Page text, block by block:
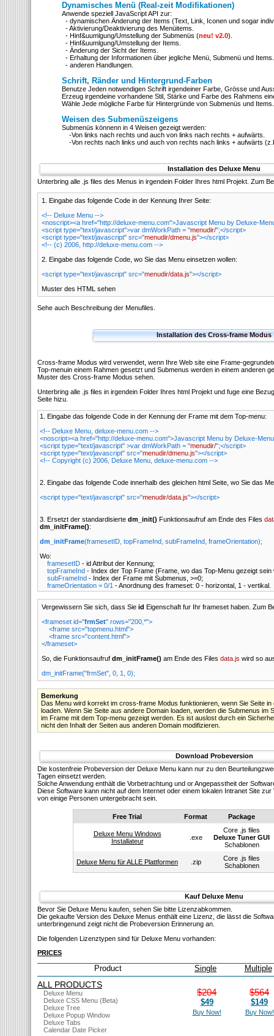
Dynamisches Menü (Real-zeit Modifikationen)
Anwende speziell JavaScript API zur:
- dynamischen Änderung der Items (Text, Link, Iconen und sogar
- Aktivierung/Deaktivierung des Menüitems.
- Hinf&uumlgung/Umstellung der Submenüs (neu! v2.0).
- Hinf&uumlgung/Umstellung der Items.
- Änderung der Sicht der Items.
- Erhaltung der Informationen über jegliche Menü, Submenü und Items.
- anderen Handlungen.
Schrift, Ränder und Hintergrund-Farben
Benutze Jeden notwendigen Schrift irgendeiner Farbe, Grösse und
Erzeug irgendeine vorhandene Stil, Stärke und Farbe des Rahmens
Wähle Jede mögliche Farbe für Hintergründe von Submenüs und Items.
Weisen des Submenüszeigens
Submenüs könnenn in 4 Weisen gezeigt werden:
-Von links nach rechts und auch von links nach rechts + aufwärts.
-Von rechts nach links und auch von rechts nach links + aufwärts
Installation des Deluxe Menu
Unterbring alle .js files des Menus in irgendein Folder Ihres html Projekt. Zum
1. Eingabe das folgende Code in der Kennung Ihrer Seite:
<!-- Deluxe Menu -->
<noscript><a href="http://deluxe-menu.com">Javascript Menu by Deluxe-
<script type="text/javascript">var dmWorkPath = "menudir/";</script>
<script type="text/javascript" src="menudir/dmenu.js"></script>
<!-- (c) 2006, http://deluxe-menu.com -->
2. Eingabe das folgende Code, wo Sie das Menu einsetzen wollen:
<script type="text/javascript" src="menudir/data.js"></script>
Muster des HTML sehen
Sehe auch Beschreibung der Menufiles.
Installation des Cross-frame Modus
Cross-frame Modus wird verwendet, wenn Ihre Web site eine Frame-
Top-menuin einem Rahmen gesetzt und Submenus werden in einem anderen
Muster des Cross-frame Modus sehen.
Unterbring alle .js files in irgendein Folder Ihres html Projekt und fuge eine
Seite hizu.
1. Eingabe das folgende Code in der Kennung der Frame mit dem Top-menu:
<!-- Deluxe Menu, deluxe-menu.com -->
<noscript><a href="http://deluxe-menu.com">Javascript Menu by Deluxe-
<script type="text/javascript" >var dmWorkPath = "menudir/";</script>
<script type="text/javascript" src="menudir/dmenu.js"></script>
<!-- Copyright (c) 2006, Deluxe Menu, deluxe-menu.com -->
2. Eingabe das folgende Code innerhalb des gleichen html Seite, wo Sie das
<script type="text/javascript" src="menudir/data.js"></script>
3. Ersetzt der standardisierte dm_init() Funktionsaufruf am Ende des Files
dm_initFrame():
dm_initFrame(framesetID, topFrameInd, subFrameInd, frameOrientation);
Wo:
framesetID - id Attribut der Kennung;
topFrameInd - Index der Top Frame (Frame, wo das Top-Menu gezeigt sein
subFrameInd - Index der Frame mit Submenus, >=0;
frameOrientation = 0/1 - Anordnung des frameset: 0 - horizontal, 1 - vertikal.
Vergewissern Sie sich, dass Sie id Eigenschaft fur Ihr frameset haben. Zum
<frameset id="frmSet" rows="200,*">
<frame src="topmenu.html">
<frame src="content.html">
</frameset>
So, die Funktionsaufruf dm_initFrame() am Ende des Files data.js wird so
dm_initFrame("frmSet", 0, 1, 0);
Bemerkung
Das Menu wird korrekt im cross-frame Modus funktionieren, wenn Sie Seite
loaden. Wenn Sie Seite aus andere Domain loaden, werden die Submenus im
im Frame mit dem Top-menu gezeigt werden. Es ist auslost durch ein
nicht den Inhalt der Seiten aus anderen Domain modifizieren.
Download Probeversion
Die kostenfreie Probeversion der Deluxe Menu kann nur zu den
Tagen einsetzt werden.
Solсhe Anwendung enthält die Vorbetrachtung und or Angepasstheit der
Diese Software kann nicht auf dem Internet oder einem lokalen Intranet Site
von einige Personen untergebracht sein.
Free Trial Format Package
Deluxe Menu Windows
Installateur
.exe
Core .js files
Deluxe Tuner GUI
Schablonen
Deluxe Menu für ALLE Plattformen .zip
Core .js files
Schablonen
Kauf Deluxe Menu
Bevor Sie Deluxe Menu kaufen, sehen Sie bitte Lizenzabkommen.
Die gekaufte Version des Deluxe Menus enthält eine Lizenz, die lässt die
unterbringenund zeigt nicht die Probeversion Erinnerung an.
Die folgenden Lizenztypen sind für Deluxe Menu vorhanden:
PRICES
Product Single Multiple
ALL PRODUCTS
Deluxe Menu
Deluxe CSS Menu (Beta)
Deluxe Tree
Deluxe Popup Window
Deluxe Tabs
Calendar Date Picker
$204
$49
Buy Now!
$564
$149
Buy Now!